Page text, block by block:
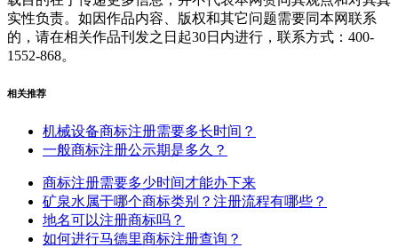
实性负责。如因作品内容、版权和其它问题需要同本网联系
的，请在相关作品刊发之日起30日内进行，联系方式：400-
1552-868。
相关推荐
机械设备商标注册需要多长时间？
一般商标注册公示期是多久？
商标注册需要多少时间才能办下来
矿泉水属于哪个商标类别？注册流程有哪些？
地名可以注册商标吗？
如何进行马德里商标注册查询？